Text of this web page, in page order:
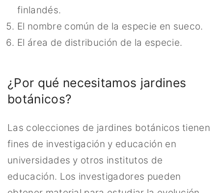
finlandés.
El nombre común de la especie en sueco.
El área de distribución de la especie.
¿Por qué necesitamos jardines
botánicos?
Las colecciones de jardines botánicos tienen
fines de investigación y educación en
universidades y otros institutos de
educación. Los investigadores pueden